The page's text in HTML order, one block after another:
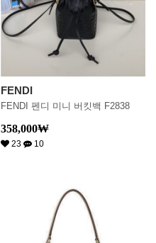
FENDI
FENDI 펜디 미니 버킷백 F2838
358,000₩
23 10